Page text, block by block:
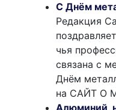
С Днём
Редакция
чья
связана с
Днём
на САЙТ О